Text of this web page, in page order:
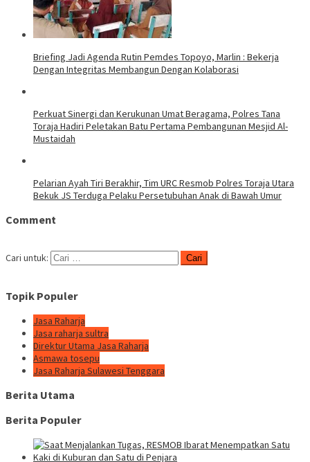
Briefing Jadi Agenda Rutin Pemdes Topoyo, Marlin : Bekerja
Dengan Integritas Membangun Dengan Kolaborasi
Perkuat Sinergi dan Kerukunan Umat Beragama, Polres Tana
Toraja Hadiri Peletakan Batu Pertama Pembangunan Mesjid Al-
Mustaidah
Pelarian Ayah Tiri Berakhir, Tim URC Resmob Polres Toraja Utara
Bekuk JS Terduga Pelaku Persetubuhan Anak di Bawah Umur
Comment
Cari untuk:
Topik Populer
Jasa Raharja
Jasa raharja sultra
Direktur Utama Jasa Raharja
Asmawa tosepu
Jasa Raharja Sulawesi Tenggara
Berita Utama
Berita Populer